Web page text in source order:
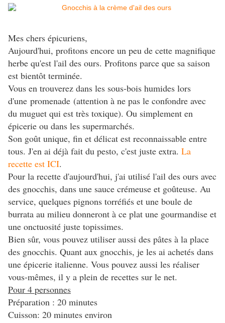
Mes chers épicuriens,
Aujourd'hui, profitons encore un peu de cette magnifique
herbe qu'est l'ail des ours. Profitons parce que sa saison
est bientôt terminée.
Vous en trouverez dans les sous-bois humides lors
d'une promenade (attention à ne pas le confondre avec
du muguet qui est très toxique). Ou simplement en
épicerie ou dans les supermarchés.
Son goût unique, fin et délicat est reconnaissable entre
tous. J'en ai déjà fait du pesto, c'est juste extra. La
recette est ICI.
Pour la recette d'aujourd'hui, j'ai utilisé l'ail des ours avec
des gnocchis, dans une sauce crémeuse et goûteuse. Au
service, quelques pignons torréfiés et une boule de
burrata au milieu donneront à ce plat une gourmandise et
une onctuosité juste topissimes.
Bien sûr, vous pouvez utiliser aussi des pâtes à la place
des gnocchis. Quant aux gnocchis, je les ai achetés dans
une épicerie italienne. Vous pouvez aussi les réaliser
vous-mêmes, il y a plein de recettes sur le net.
Pour 4 personnes
Préparation : 20 minutes
Cuisson: 20 minutes environ